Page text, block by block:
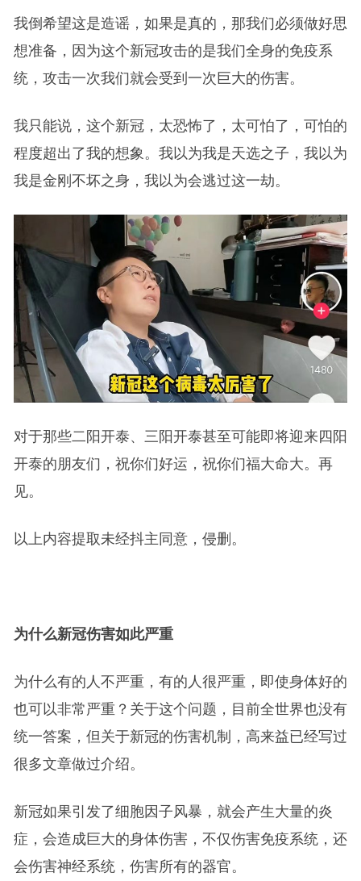
我倒希望这是造谣，如果是真的，那我们必须做好思
想准备，因为这个新冠攻击的是我们全身的免疫系
统，攻击一次我们就会受到一次巨大的伤害。
我只能说，这个新冠，太恐怖了，太可怕了，可怕的
程度超出了我的想象。我以为我是天选之子，我以为
我是金刚不坏之身，我以为会逃过这一劫。
对于那些二阳开泰、三阳开泰甚至可能即将迎来四阳
开泰的朋友们，祝你们好运，祝你们福大命大。再
见。
以上内容提取未经抖主同意，侵删。
为什么新冠伤害如此严重
为什么有的人不严重，有的人很严重，即使身体好的
也可以非常严重？关于这个问题，目前全世界也没有
统一答案，但关于新冠的伤害机制，高来益已经写过
很多文章做过介绍。
新冠如果引发了细胞因子风暴，就会产生大量的炎
症，会造成巨大的身体伤害，不仅伤害免疫系统，还
会伤害神经系统，伤害所有的器官。